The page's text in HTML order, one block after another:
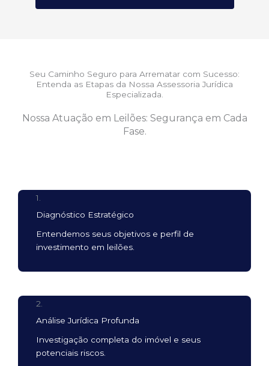
Seu Caminho Seguro para Arrematar com Sucesso:
Entenda as Etapas da Nossa Assessoria Jurídica
Especializada.
Nossa Atuação em Leilões: Segurança em Cada
Fase.
1.
Diagnóstico Estratégico
Entendemos seus objetivos e perfil de
investimento em leilões.
2.
Análise Jurídica Profunda
Investigação completa do imóvel e seus
potenciais riscos.